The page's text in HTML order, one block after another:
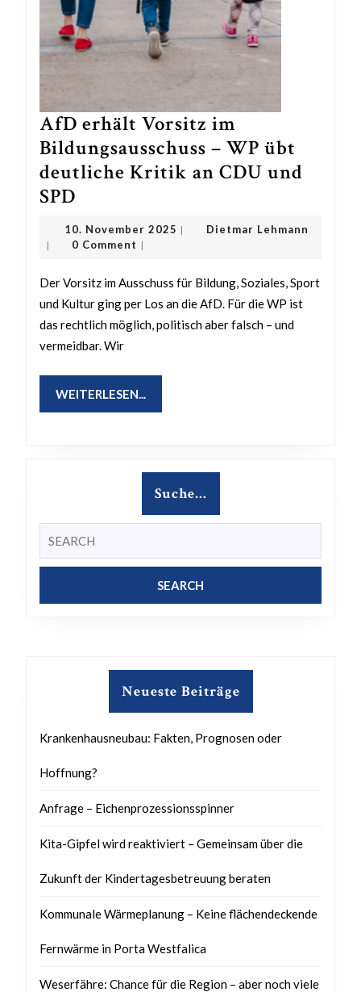
AfD erhält Vorsitz im
Bildungsausschuss – WP übt
deutliche Kritik an CDU und
SPD
erhält
Vorsitz
Bildungsausschuss
–
WP
deutliche
Kritik
10. November 2025 10.
| Dietmar Lehmann
| 0 Comment |
Der Vorsitz im Ausschuss für Bildung, Soziales, Sport
und Kultur ging per Los an die AfD. Für die WP ist
das rechtlich möglich, politisch aber falsch – und
vermeidbar. Wir
WEITERLESEN...
Suche…
for:
Neueste Beiträge
Krankenhausneubau: Fakten, Prognosen oder
Hoffnung?
Anfrage – Eichenprozessionsspinner
Kita-Gipfel wird reaktiviert – Gemeinsam über die
Zukunft der Kindertagesbetreuung beraten
Kommunale Wärmeplanung – Keine flächendeckende
Fernwärme in Porta Westfalica
Weserfähre: Chance für die Region – aber noch viele